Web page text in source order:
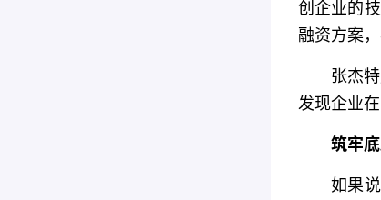
创企业的
融资方案
张杰
发现企业
筑牢
如果